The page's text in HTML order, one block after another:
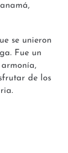
se unieron
Fue un
de los